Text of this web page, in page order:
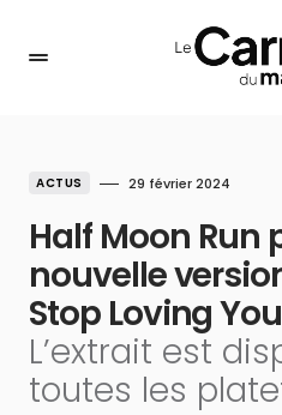
ACTUS 29 février 2024
Half Moon Run
nouvelle
Stop Loving
L’extrait est
toutes les